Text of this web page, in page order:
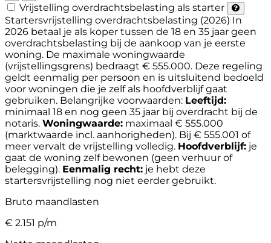
Vrijstelling overdrachtsbelasting als starter
Startersvrijstelling overdrachtsbelasting (2026) In
2026 betaal je als koper tussen de 18 en 35 jaar geen
overdrachtsbelasting bij de aankoop van je eerste
woning. De maximale woningwaarde
(vrijstellingsgrens) bedraagt € 555.000. Deze regeling
geldt eenmalig per persoon en is uitsluitend bedoeld
voor woningen die je zelf als hoofdverblijf gaat
gebruiken. Belangrijke voorwaarden: Leeftijd:
minimaal 18 en nog geen 35 jaar bij overdracht bij de
notaris. Woningwaarde: maximaal € 555.000
(marktwaarde incl. aanhorigheden). Bij € 555.001 of
meer vervalt de vrijstelling volledig. Hoofdverblijf: je
gaat de woning zelf bewonen (geen verhuur of
belegging). Eenmalig recht: je hebt deze
startersvrijstelling nog niet eerder gebruikt.
Bruto maandlasten
€ 2.151 p/m